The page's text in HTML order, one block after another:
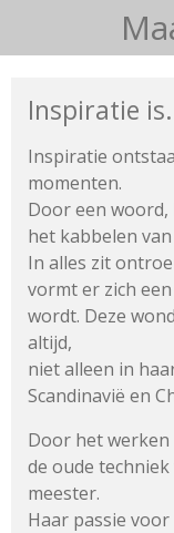
de
hoofdinhoud
Inspiratie
Inspiratie
momenten.
Door een woord,
het kabbelen
In alles zit
vormt er zich
wordt. Deze
altijd,
niet alleen in
Scandinavië en
Door het werken
de oude
meester.
Haar passie